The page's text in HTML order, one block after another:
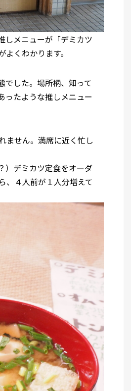
しメニューが「デミカツ
くわかります。
でした。場所柄、知って
ったような推しメニュー
ません。満席に近く忙し
）デミカツ定食をオーダ
、４人前が１人分増えて